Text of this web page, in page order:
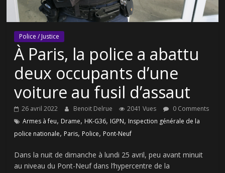
Police / Justice
À Paris, la police a abattu
deux occupants d’une
voiture au fusil d’assaut
26 avril 2022 Benoit Delrue 2041 Vues
0 Comments
Armes à feu, Drame, HK-G36, IGPN, Inspection générale de la
police nationale, Paris, Police, Pont-Neuf
Dans la nuit de dimanche à lundi 25 avril, peu avant minuit
au niveau du Pont-Neuf dans l’hypercentre de la